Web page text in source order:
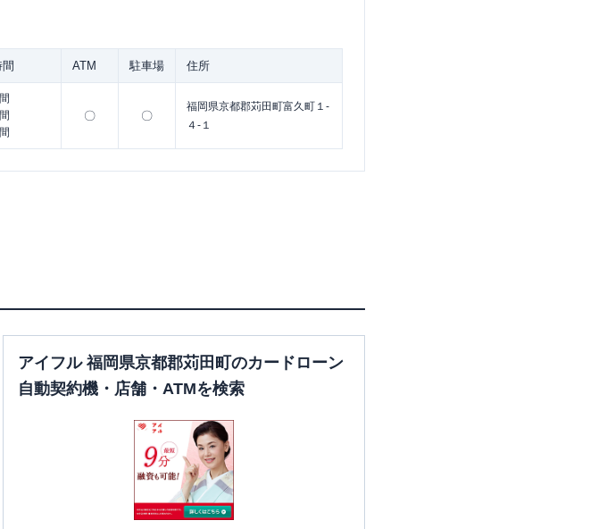
ATM 駐車場 住所
〇 〇
福岡県京都郡苅田町富久町１-
４-１
アイフル 福岡県京都郡苅田町のカードローン
自動契約機・店舗・ATMを検索